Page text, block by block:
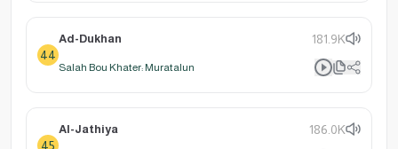
44
Ad-Dukhan 181.9K
Salah Bou Khater: Muratalun
45
Al-Jathiya 186.0K